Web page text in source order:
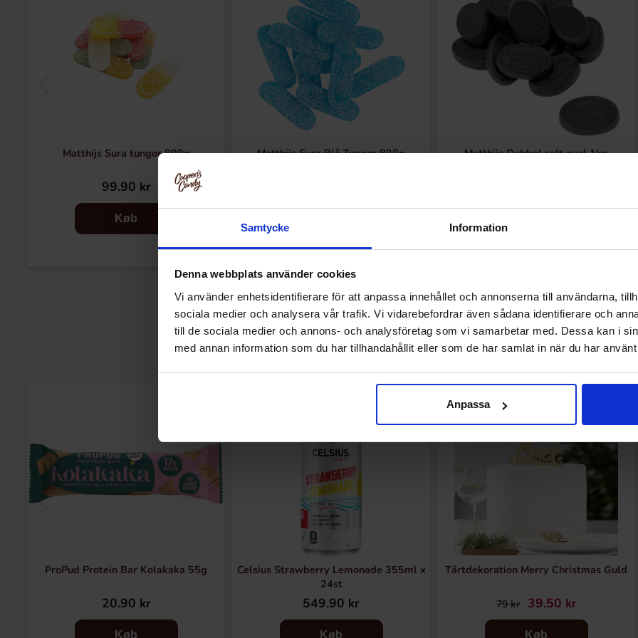
Samtycke Information
Denna webbplats använder cookies
Vi använder enhetsidentifierare för att anpassa innehållet och annonserna till användarna,
sociala medier och analysera vår trafik. Vi vidarebefordrar även sådana identifierare och
till de sociala medier och annons- och analysföretag som vi samarbetar med. Dessa kan i
med annan information som du har tillhandahållit eller som de har samlat in när du har
Anpassa
Matthijs Sura tungor 800g
99.90 kr
Køb
Matthijs Sura Blå Tungor 800g Matthijs Dubbel salt oval 1kg
Andre kunne lide
ProPud Protein Bar Kolakaka 55g
20.90 kr
Køb
Celsius Strawberry Lemonade 355ml x
24st
549.90 kr
Køb
-50%
Tårtdekoration Merry Christmas Guld
79 kr 39.50 kr
Køb